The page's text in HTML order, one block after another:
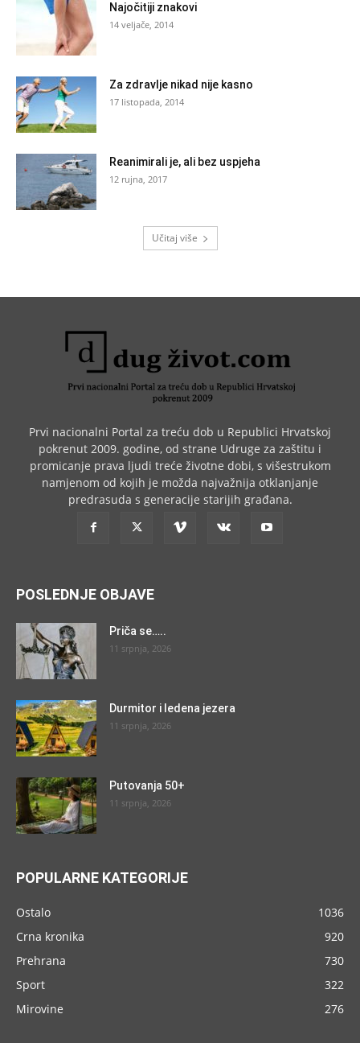
Najočitiji znakovi
14 veljače, 2014
Za zdravlje nikad nije kasno
17 listopada, 2014
Reanimirali je, ali bez uspjeha
12 rujna, 2017
Učitaj više
Prvi nacionalni Portal za treću dob u Republici Hrvatskoj
pokrenut 2009. godine, od strane Udruge za zaštitu i
promicanje prava ljudi treće životne dobi, s višestrukom
namjenom od kojih je možda najvažnija otklanjanje
predrasuda s generacije starijih građana.
POSLEDNJE OBJAVE
Priča se…..
11 srpnja, 2026
Durmitor i ledena jezera
11 srpnja, 2026
Putovanja 50+
11 srpnja, 2026
POPULARNE KATEGORIJE
Ostalo
1036
Crna kronika
920
Prehrana
730
Sport
322
Mirovine
276